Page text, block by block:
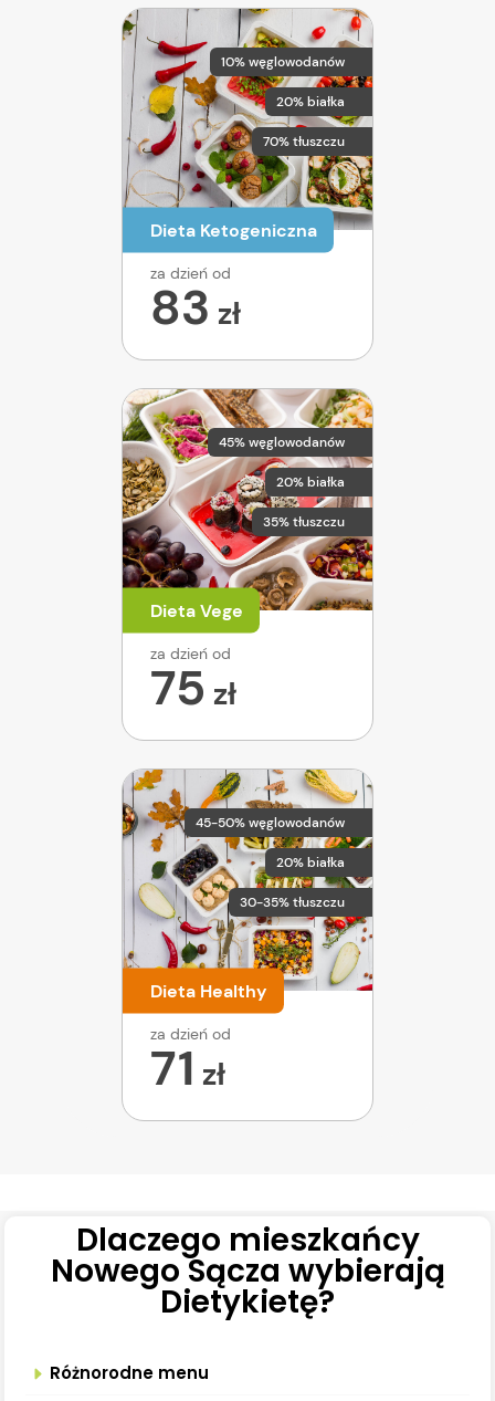
10% węglowodanów
20% białka
70% tłuszczu
Dieta Ketogeniczna
za dzień od
83 zł
45% węglowodanów
20% białka
35% tłuszczu
Dieta Vege
za dzień od
75 zł
45-50% węglowodanów
20% białka
30-35% tłuszczu
Dieta Healthy
za dzień od
71 zł
Dlaczego mieszkańcy
Nowego Sącza wybierają
Dietykietę?
Różnorodne menu